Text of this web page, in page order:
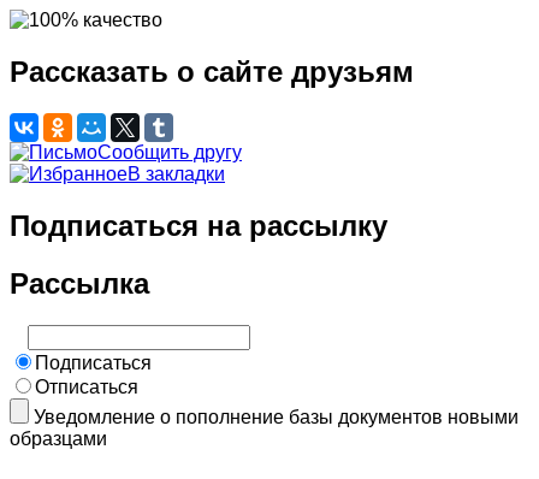
Рассказать о сайте друзьям
Сообщить другу
В закладки
Подписаться на рассылку
Рассылка
Подписаться
Отписаться
Уведомление о пополнение базы документов новыми
образцами